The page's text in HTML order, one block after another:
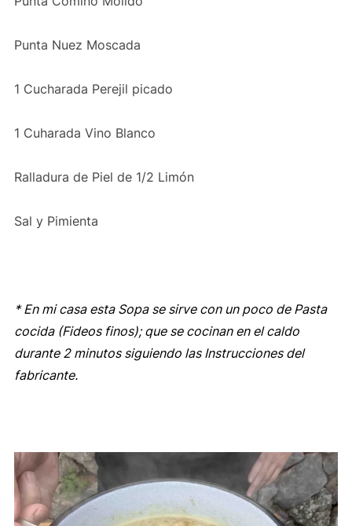
Punta Nuez Moscada
1 Cucharada Perejil picado
1 Cuharada Vino Blanco
Ralladura de Piel de 1/2 Limón
Sal y Pimienta
* En mi casa esta Sopa se sirve con un poco de Pasta
cocida (Fideos finos); que se cocinan en el caldo
durante 2 minutos siguiendo las Instrucciones del
fabricante.